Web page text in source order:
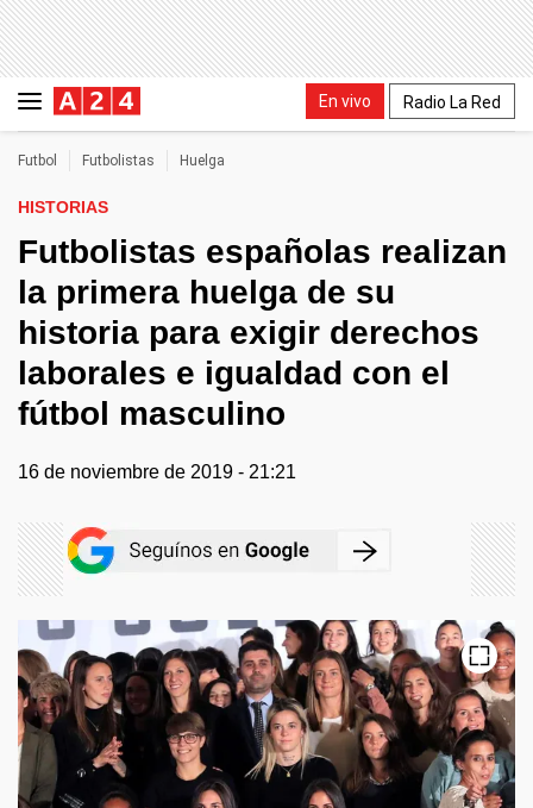
En vivo Radio La Red
Futbol Futbolistas Huelga
HISTORIAS
Futbolistas españolas realizan
la primera huelga de su
historia para exigir derechos
laborales e igualdad con el
fútbol masculino
16 de noviembre de 2019 - 21:21